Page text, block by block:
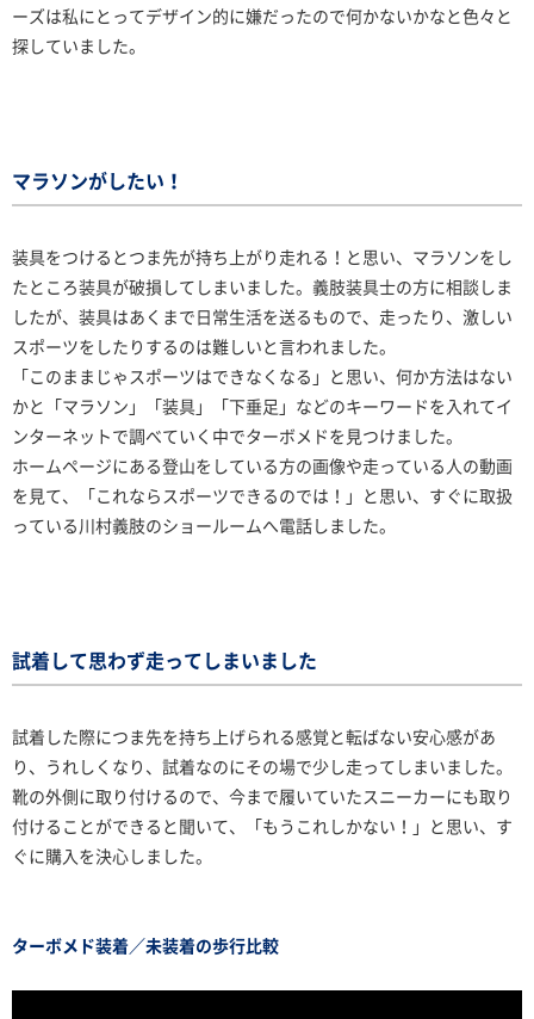
ーズは私にとってデザイン的に嫌だったので何かないかなと色々と
探していました。
マラソンがしたい！
装具をつけるとつま先が持ち上がり走れる！と思い、マラソンをし
たところ装具が破損してしまいました。義肢装具士の方に相談しま
したが、装具はあくまで日常生活を送るもので、走ったり、激しい
スポーツをしたりするのは難しいと言われました。
「このままじゃスポーツはできなくなる」と思い、何か方法はない
かと「マラソン」「装具」「下垂足」などのキーワードを入れてイ
ンターネットで調べていく中でターボメドを見つけました。
ホームページにある登山をしている方の画像や走っている人の動画
を見て、「これならスポーツできるのでは！」と思い、すぐに取扱
っている川村義肢のショールームへ電話しました。
試着して思わず走ってしまいました
試着した際につま先を持ち上げられる感覚と転ばない安心感があ
り、うれしくなり、試着なのにその場で少し走ってしまいました。
靴の外側に取り付けるので、今まで履いていたスニーカーにも取り
付けることができると聞いて、「もうこれしかない！」と思い、す
ぐに購入を決心しました。
ターボメド装着／未装着の歩行比較